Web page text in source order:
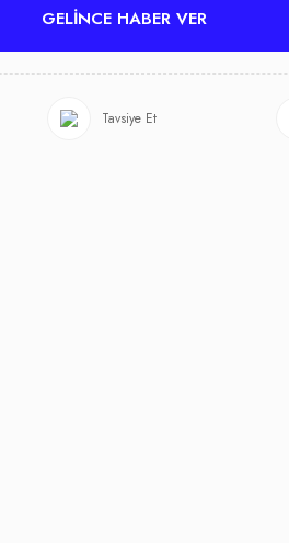
GELİNCE HABER VER
Tavsiye Et